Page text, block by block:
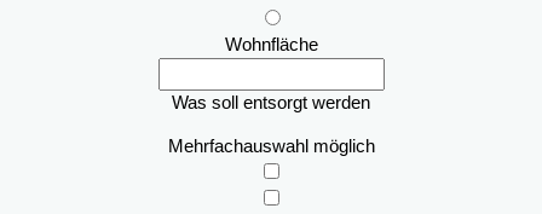
Wohnfläche
Was soll entsorgt werden
Mehrfachauswahl möglich